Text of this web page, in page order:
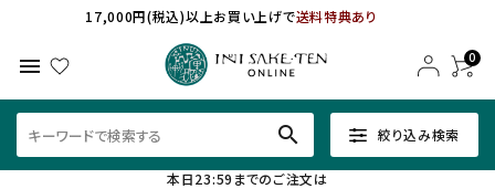
17,000円(税込)以上お買い上げで送料特典あり
menu 0
絞り込み検索
search
本日23:59までのご注文は